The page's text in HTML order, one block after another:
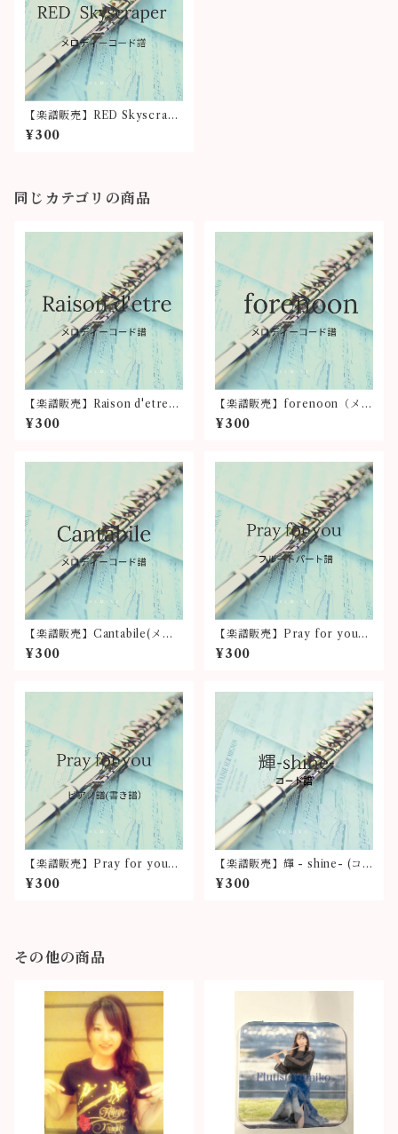
【楽譜販売】RED Skyscrape
r(メロディーコード譜)
¥300
同じカテゴリの商品
【楽譜販売】Raison d'etre
（メロディーコード譜）
¥300
【楽譜販売】forenoon（メロ
ディーコード譜）
¥300
【楽譜販売】Cantabile(メロ
ディーコード譜)Yumiko＆小
川徹
¥300
【楽譜販売】Pray for you
（フルートパート譜）
¥300
【楽譜販売】Pray for you
（ピアノ伴奏譜（書き譜））
¥300
【楽譜販売】輝 - shine- (コ
ード譜)
¥300
その他の商品